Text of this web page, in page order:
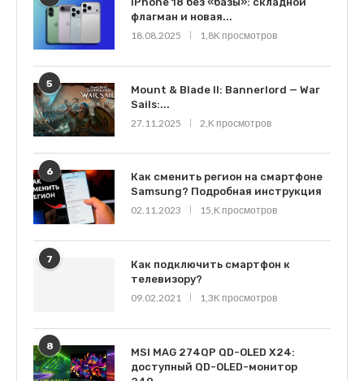
флагман и новая...
18.08.2025
1,8K просмотров
5
Mount & Blade II: Bannerlord — War
Sails:...
27.11.2025
2,K просмотров
6
Как сменить регион на смартфоне
Samsung? Подробная инструкция
02.11.2023
15,K просмотров
7
Как подключить смартфон к
телевизору?
09.02.2021
1,3K просмотров
8
MSI MAG 274QP QD-OLED X24:
доступный QD-OLED-монитор